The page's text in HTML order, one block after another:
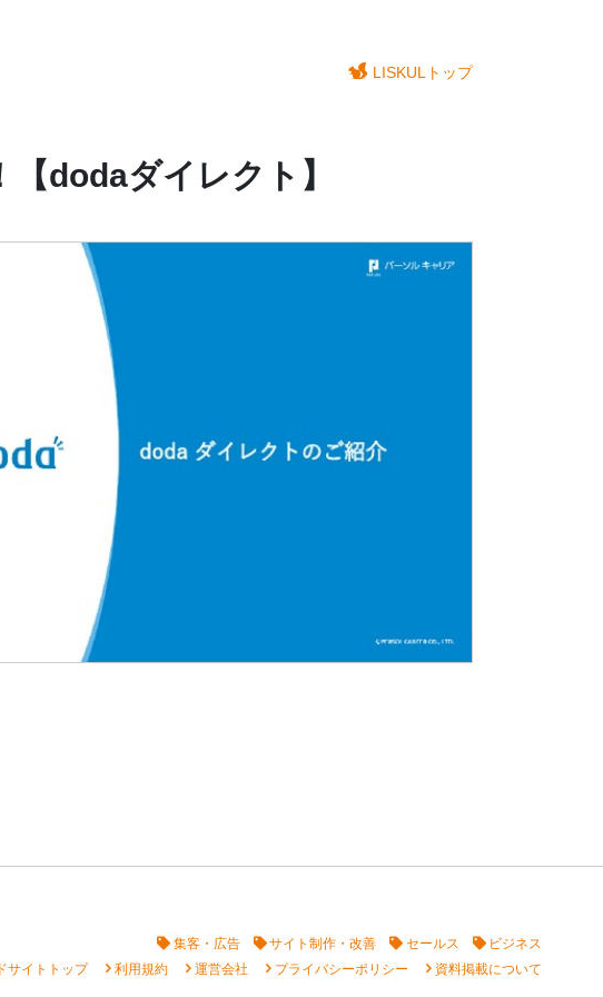
LISKULトップ
dodaダイレクト】
集客・広告 サイト制作・改善 セールス ビジネス
サイトトップ chevron_right利用規約 chevron_right運営会社 chevron_rightプライバシーポリシー chevron_right資料掲載について